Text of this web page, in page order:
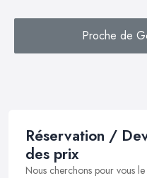
Proche de
Réservation /
des prix
Nous cherchons pour vous